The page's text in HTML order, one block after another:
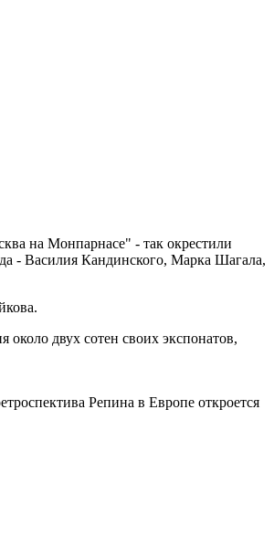
на Монпарнасе" - так окрестили
- Василия Кандинского, Марка Шагала,
двух сотен своих экспонатов,
Репина в Европе откроется